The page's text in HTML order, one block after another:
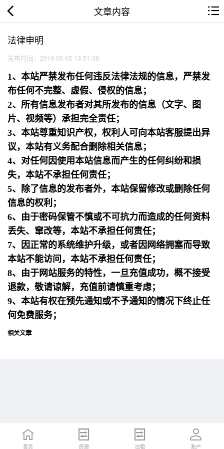
文章内容
法律申明
发布时间：2019-05-05 13:51:38
1、本站严禁发布任何违反法律法规的信息，严禁发
布任何不完整、虚假、侵权的信息；
2、所有信息发布者对其所发布的信息（文字、图
片、视频等）承担完全责任；
3、本站尊重知识产权，权利人可向本站客服提出异
议，本站有义务配合删除相关信息；
4、对任何因使用本站信息而产生的任何纠纷和损
失，本站不承担任何责任；
5、除了信息的发布者外，本站保留修改或删除任何
信息的权利；
6、由于密码保管不慎或不可抗力而造成的任何资料
丢失、窜改等，本站不承担任何责任；
7、因正常的系统维护升级，或者因网络拥塞而导致
本站不能访问，本站不承担任何责任；
8、由于网站服务的特性，一旦充值成功，概不接受
退款，敬请谅解，充值前请慎重考虑；
9、本站有权在预先通知或不予通知的情况下终止任
何免费服务；
相关文章
首页 招聘 简历 账户
首页 房源 出租 账户